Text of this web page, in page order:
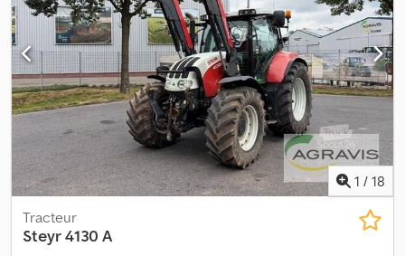
1 / 18
Tracteur
Steyr4130 A